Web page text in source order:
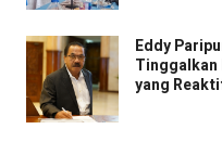
Eddy
Tinggalkan
yang